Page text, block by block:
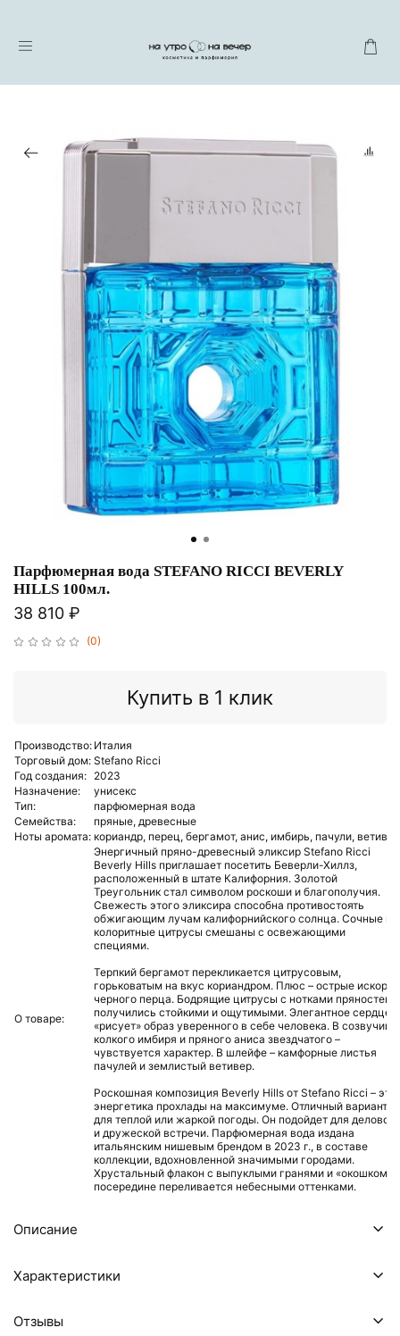
(0)
Парфюмерная вода STEFANO RICCI BEVERLY
HILLS 100мл.
38 810 ₽
Купить в 1 клик
Производство: Италия
Торговый дом: Stefano Ricci
Год создания: 2023
Назначение:
унисекс
Тип:
парфюмерная вода
Семейства:
пряные, древесные
Ноты аромата: кориандр, перец, бергамот, анис, имбирь, пачули, ветивер
О товаре:
Энергичный пряно-древесный эликсир Stefano Ricci
Beverly Hills приглашает посетить Беверли-Хиллз,
расположенный в штате Калифорния. Золотой
Треугольник стал символом роскоши и благополучия.
Свежесть этого эликсира способна противостоять
обжигающим лучам калифорнийского солнца. Сочные и
колоритные цитрусы смешаны с освежающими
специями.
Терпкий бергамот перекликается цитрусовым,
горьковатым на вкус кориандром. Плюс – острые искорки
черного перца. Бодрящие цитрусы с нотками пряностей
получились стойкими и ощутимыми. Элегантное сердце
«рисует» образ уверенного в себе человека. В созвучии
колкого имбиря и пряного аниса звездчатого –
чувствуется характер. В шлейфе – камфорные листья
пачулей и землистый ветивер.
Роскошная композиция Beverly Hills от Stefano Ricci – это
энергетика прохлады на максимуме. Отличный вариант
для теплой или жаркой погоды. Он подойдет для деловой
и дружеской встречи. Парфюмерная вода издана
итальянским нишевым брендом в 2023 г., в составе
коллекции, вдохновленной значимыми городами.
Хрустальный флакон с выпуклыми гранями и «окошком»
посередине переливается небесными оттенками.
Описание
Характеристики
Отзывы